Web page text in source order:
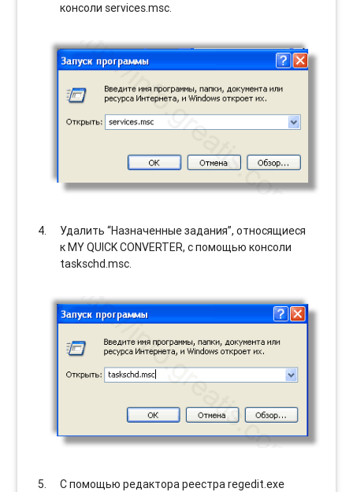
консоли services.msc.
Удалить “Назначенные задания”, относящиеся
к MY QUICK CONVERTER, с помощью консоли
taskschd.msc.
С помощью редактора реестра regedit.exe